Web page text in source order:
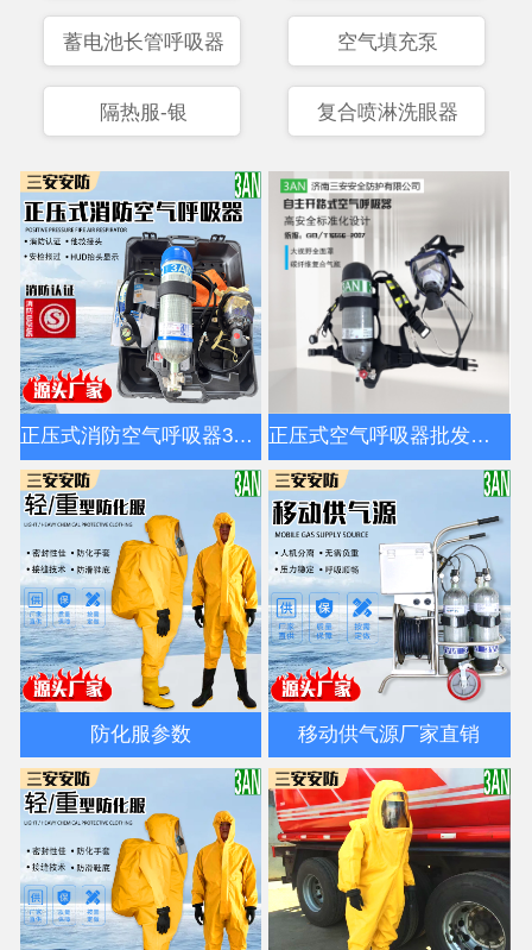
蓄电池长管呼吸器 空气填充泵
隔热服-银 复合喷淋洗眼器
正压式消防空气呼吸器3C认证国标 正压式空气呼吸器批发厂家
防化服参数 移动供气源厂家直销